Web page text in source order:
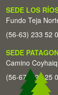
SEDE LOS
Fundo Teja
(56-63) 233 52
SEDE
Camino
(56-67) 226 25